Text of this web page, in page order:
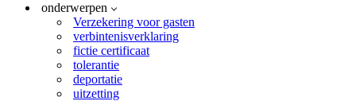
onderwerpen
Verzekering voor gasten
verbintenisverklaring
fictie certificaat
tolerantie
deportatie
uitzetting